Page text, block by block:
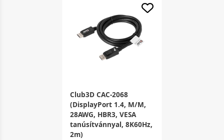
Club3D CAC-2068
(DisplayPort 1.4, M/M,
28AWG, HBR3, VESA
tanúsítvánnyal, 8K60Hz,
2m)